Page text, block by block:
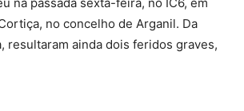
na passada sexta-feira, no IC6, em
no concelho de Arganil. Da
resultaram ainda dois feridos graves,